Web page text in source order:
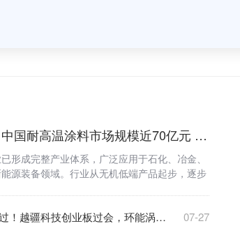
【耐高温涂料】中国耐高温涂料市场规模近70亿元 油性耐高温涂料占比仍过半
形成完整产业体系，广泛应用于石化、冶金、
源装备领域。行业从无机低端产品起步，逐步
【审4过4】上周4家企业上会全部通过！越疆科技创业板过会，环能涡轮、旭阳新材、方意股份分获通过 07-27